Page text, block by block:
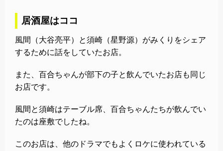
居酒屋はココ
風間（大谷亮平）と須崎（星野源）がみくりをシェア
するために話をしていたお店。
また、百合ちゃんが部下の子と飲んでいたお店も同じ
お店です。
風間と須崎はテーブル席、百合ちゃんたちが飲んでい
たのは座敷でしたね。
このお店は、他のドラマでもよくロケに使われている